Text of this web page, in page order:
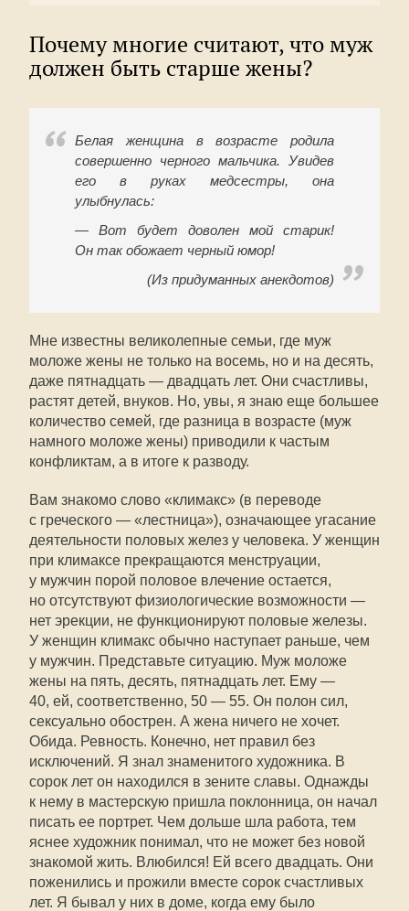
Почему многие считают, что муж
должен быть старше жены?
Белая женщина в возрасте родила
совершенно черного мальчика. Увидев
его в руках медсестры, она
улыбнулась:
— Вот будет доволен мой старик!
Он так обожает черный юмор!
(Из придуманных анекдотов)
Мне известны великолепные семьи, где муж
моложе жены не только на восемь, но и на десять,
даже пятнадцать — двадцать лет. Они счастливы,
растят детей, внуков. Но, увы, я знаю еще большее
количество семей, где разница в возрасте (муж
намного моложе жены) приводили к частым
конфликтам, а в итоге к разводу.
Вам знакомо слово «климакс» (в переводе
с греческого — «лестница»), означающее угасание
деятельности половых желез у человека. У женщин
при климаксе прекращаются менструации,
у мужчин порой половое влечение остается,
но отсутствуют физиологические возможности —
нет эрекции, не функционируют половые железы.
У женщин климакс обычно наступает раньше, чем
у мужчин. Представьте ситуацию. Муж моложе
жены на пять, десять, пятнадцать лет. Ему —
40, ей, соответственно, 50 — 55. Он полон сил,
сексуально обострен. А жена ничего не хочет.
Обида. Ревность. Конечно, нет правил без
исключений. Я знал знаменитого художника. В
сорок лет он находился в зените славы. Однажды
к нему в мастерскую пришла поклонница, он начал
писать ее портрет. Чем дольше шла работа, тем
яснее художник понимал, что не может без новой
знакомой жить. Влюбился! Ей всего двадцать. Они
поженились и прожили вместе сорок счастливых
лет. Я бывал у них в доме, когда ему было